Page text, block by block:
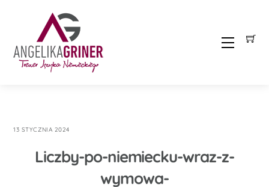
Menu
13 STYCZNIA 2024
Liczby-po-niemiecku-wraz-z-
wymowa-